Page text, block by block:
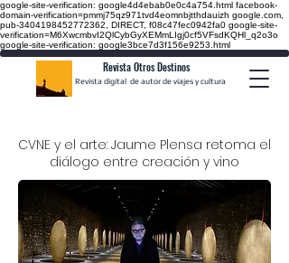
google-site-verification: google4d4ebab0e0c4a754.html facebook-
domain-verification=pmmj75qz971tvd4eomnbjtthdauizh google.com,
pub-3404198452772362, DIRECT, f08c47fec0942fa0 google-site-
verification=M6XwcmbvI2QlCybGyXEMmLIgj0cf5VFsdKQHl_q2o3o
google-site-verification: google3bce7d3f156e9253.html
Revista Otros Destinos
Revista digital de autor de viajes y cultura
CVNE y el arte: Jaume Plensa retoma el
diálogo entre creación y vino